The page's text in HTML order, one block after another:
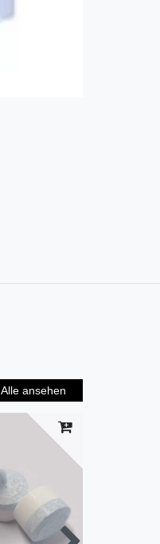
Alle ansehen